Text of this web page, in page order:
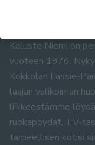
Kaluste Niemi on
vuoteen 1976.
Kokkolan Lassie-
laajan valikoiman
liikkeestämme
ruokapöydät, TV-
tarpeellisen kotisi